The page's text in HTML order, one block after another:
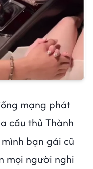
mạng phát
cầu thủ Thành
bạn gái cũ
mọi người nghi